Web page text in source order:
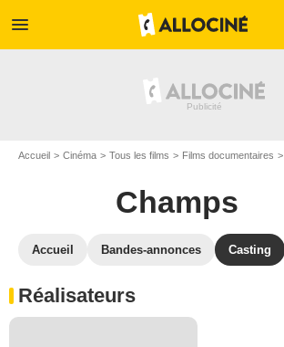
menu
Accueil Cinéma Tous les films Films documentaires
Champs
Accueil Bandes-annonces Casting
Réalisateurs